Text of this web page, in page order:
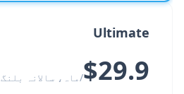
Ultimate
$29.9/ماہ، سالانہ بلنگ